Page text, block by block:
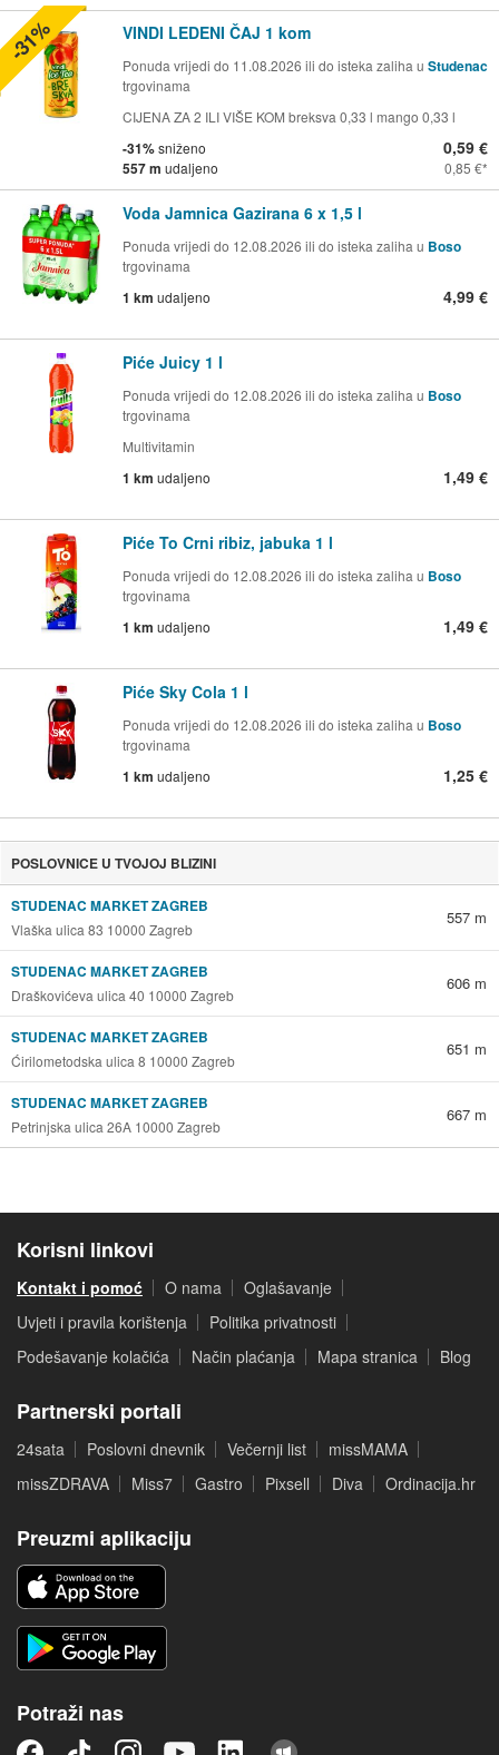
VINDI LEDENI ČAJ 1 kom
Ponuda vrijedi do 11.08.2026 ili do isteka zaliha u Studenac
trgovinama
CIJENA ZA 2 ILI VIŠE KOM breksva 0,33 l mango 0,33 l
-31%sniženo
557 m udaljeno
0,59 €
0,85 €
-31%
Voda Jamnica Gazirana 6 x 1,5 l
Ponuda vrijedi do 12.08.2026 ili do isteka zaliha u Boso
trgovinama
1 km udaljeno 4,99 €
Piće Juicy 1 l
Ponuda vrijedi do 12.08.2026 ili do isteka zaliha u Boso
trgovinama
Multivitamin
1 km udaljeno 1,49 €
Piće To Crni ribiz, jabuka 1 l
Ponuda vrijedi do 12.08.2026 ili do isteka zaliha u Boso
trgovinama
1 km udaljeno 1,49 €
Piće Sky Cola 1 l
Ponuda vrijedi do 12.08.2026 ili do isteka zaliha u Boso
trgovinama
1 km udaljeno 1,25 €
POSLOVNICE U TVOJOJ BLIZINI
STUDENAC MARKET ZAGREB
Vlaška ulica 83 10000 Zagreb
557 m
STUDENAC MARKET ZAGREB
Draškovićeva ulica 40 10000 Zagreb
606 m
STUDENAC MARKET ZAGREB
Ćirilometodska ulica 8 10000 Zagreb
651 m
STUDENAC MARKET ZAGREB
Petrinjska ulica 26A 10000 Zagreb
667 m
Korisni linkovi
Kontakt i pomoć O nama
Oglašavanje
Uvjeti i pravila korištenja
Politika privatnosti
Podešavanje kolačića
Način plaćanja Mapa stranica Blog
Partnerski portali
24sata Poslovni dnevnik Večernji list
missMAMA
missZDRAVA
Miss7 Gastro Pixsell Diva Ordinacija.hr
Preuzmi aplikaciju
Potraži nas